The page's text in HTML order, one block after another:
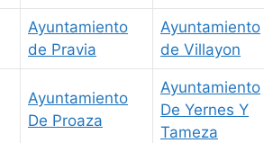
Ayuntamiento
de Pravia
Ayuntamiento
de Villayon
Ayuntamiento
De Proaza
Ayuntamiento
De Yernes Y
Tameza